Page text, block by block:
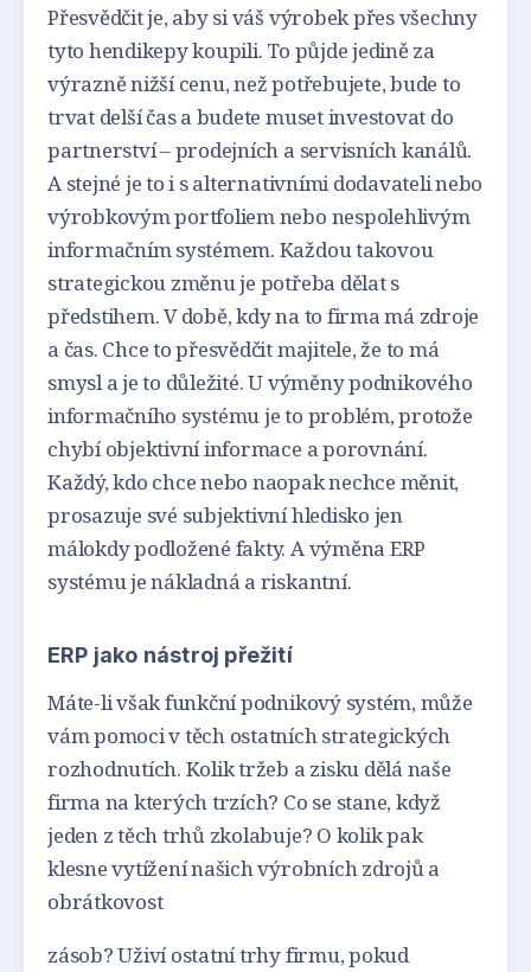
Přesvědčit je, aby si váš výrobek přes všechny
tyto hendikepy koupili. To půjde jedině za
výrazně nižší cenu, než potřebujete, bude to
trvat delší čas a budete muset investovat do
partnerství – prodejních a servisních kanálů.
A stejné je to i s alternativními dodavateli nebo
výrobkovým portfoliem nebo nespolehlivým
informačním systémem. Každou takovou
strategickou změnu je potřeba dělat s
předstihem. V době, kdy na to firma má zdroje
a čas. Chce to přesvědčit majitele, že to má
smysl a je to důležité. U výměny podnikového
informačního systému je to problém, protože
chybí objektivní informace a porovnání.
Každý, kdo chce nebo naopak nechce měnit,
prosazuje své subjektivní hledisko jen
málokdy podložené fakty. A výměna ERP
systému je nákladná a riskantní.
ERP jako nástroj přežití
Máte-li však funkční podnikový systém, může
vám pomoci v těch ostatních strategických
rozhodnutích. Kolik tržeb a zisku dělá naše
firma na kterých trzích? Co se stane, když
jeden z těch trhů zkolabuje? O kolik pak
klesne vytížení našich výrobních zdrojů a
obrátkovost
zásob? Uživí ostatní trhy firmu, pokud